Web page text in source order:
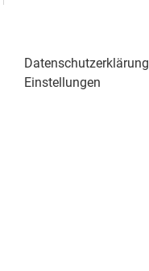
Datenschutzerklärung
Einstellungen